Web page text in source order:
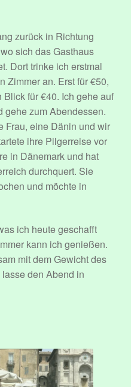
zurück in Richtung
sich das Gasthaus
Dort trinke ich erstmal
Zimmer an. Erst für €50,
für €40. Ich gehe auf
gehe zum Abendessen.
Frau, eine Dänin und wir
ihre Pilgerreise vor
in Dänemark und hat
durchquert. Sie
und möchte in
ich heute geschafft
kann ich genießen.
mit dem Gewicht des
den Abend in